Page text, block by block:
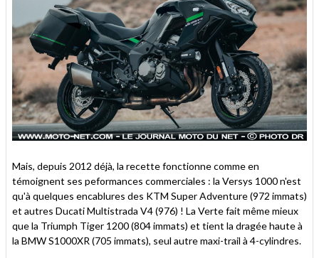
Mais, depuis 2012 déjà, la recette fonctionne comme en
témoignent ses peformances commerciales : la Versys 1000 n'est
qu'à quelques encablures des KTM Super Adventure (972 immats)
et autres Ducati Multistrada V4 (976) ! La Verte fait même mieux
que la Triumph Tiger 1200 (804 immats) et tient la dragée haute à
la BMW S1000XR (705 immats), seul autre maxi-trail à 4-cylindres.